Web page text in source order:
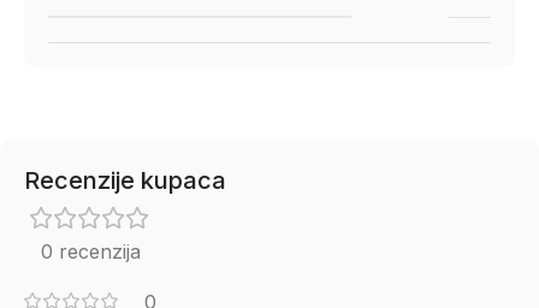
Recenzije kupaca
0 recenzija
0